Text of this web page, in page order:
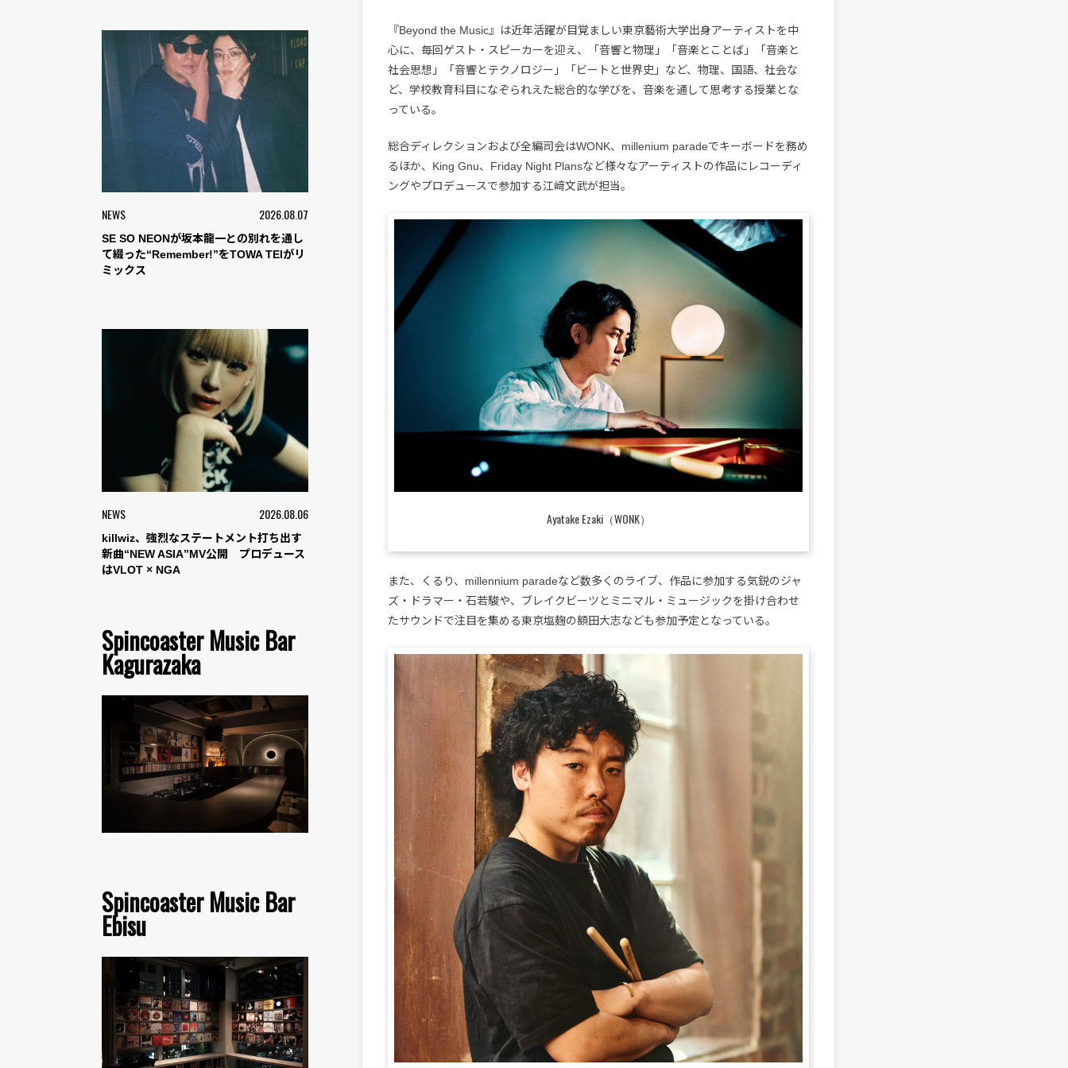
NEWS 2026.08.07
SE SO NEONが坂本龍一との別れを通し
て綴った“Remember!”をTOWA TEIがリ
ミックス
NEWS 2026.08.06
killwiz、強烈なステートメント打ち出す
新曲“NEW ASIA”MV公開 プロデュース
はVLOT × NGA
Spincoaster Music Bar
Kagurazaka
Spincoaster Music Bar
Ebisu
『Beyond the Music』は近年活躍が目覚ましい東京藝術大学出身アーティストを中
心に、毎回ゲスト・スピーカーを迎え、「音響と物理」「音楽とことば」「音楽と
社会思想」「音響とテクノロジー」「ビートと世界史」など、物理、国語、社会な
ど、学校教育科目になぞられえた総合的な学びを、音楽を通して思考する授業とな
っている。
総合ディレクションおよび全編司会はWONK、millenium paradeでキーボードを務め
るほか、King Gnu、Friday Night Plansなど様々なアーティストの作品にレコーディ
ングやプロデュースで参加する江﨑文武が担当。
Ayatake Ezaki（WONK）
また、くるり、millennium paradeなど数多くのライブ、作品に参加する気鋭のジャ
ズ・ドラマー・石若駿や、ブレイクビーツとミニマル・ミュージックを掛け合わせ
たサウンドで注目を集める東京塩麹の額田大志なども参加予定となっている。